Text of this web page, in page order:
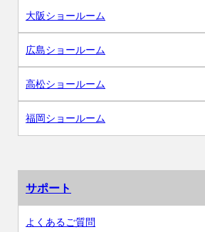
大阪ショールーム
広島ショールーム
高松ショールーム
福岡ショールーム
サポート
よくあるご質問